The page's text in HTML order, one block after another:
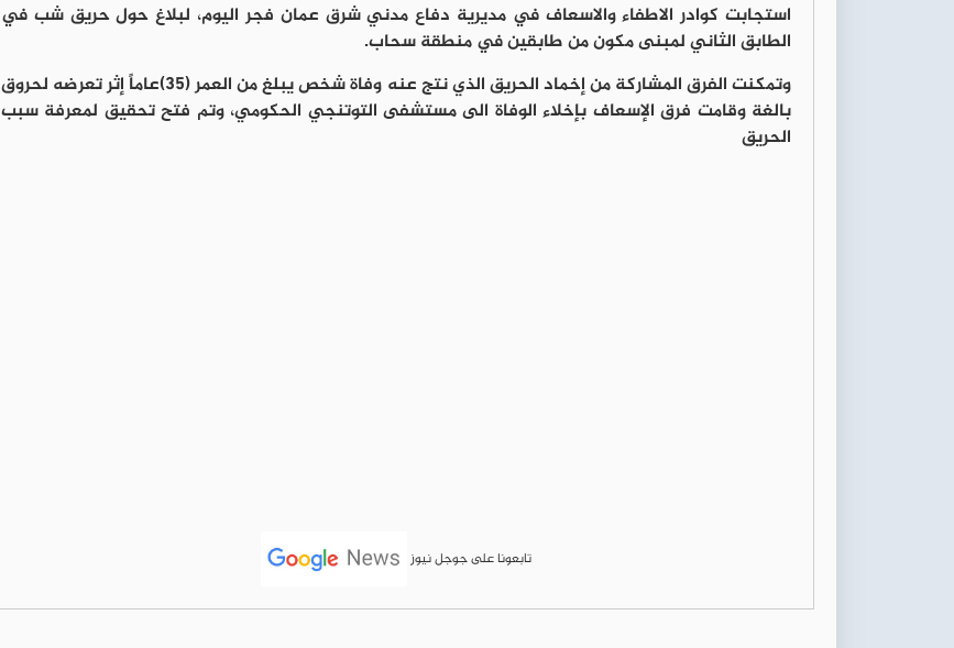
استجابت كوادر الاطفاء والاسعاف في مديرية دفاع مدني شرق عمان فجر اليوم، لبلاغ حول حريق شب في
الطابق الثاني لمبنى مكون من طابقين في منطقة سحاب.
وتمكنت الفرق المشاركة من إخماد الحريق الذي نتج عنه وفاة شخص يبلغ من العمر (٣٥)عاماً إثر تعرضه لحروق
بالغة وقامت فرق الإسعاف بإخلاء الوفاة الى مستشفى التوتنجي الحكومي، وتم فتح تحقيق لمعرفة سبب
الحريق
تابعونا على جوجل نيوز